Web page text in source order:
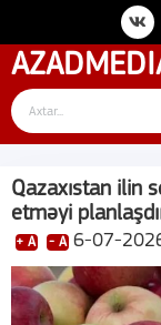
AZAD
Qazaxıstan ilin
etməyi
+ A - A 6-07-